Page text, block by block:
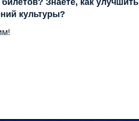
Знаете, как улучшить
культуры?